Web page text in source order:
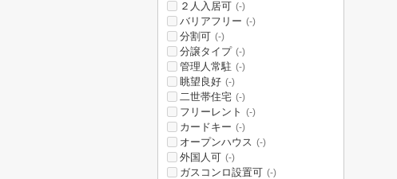
２人入居可 (-)
バリアフリー (-)
分割可 (-)
分譲タイプ (-)
管理人常駐 (-)
眺望良好 (-)
二世帯住宅 (-)
フリーレント (-)
カードキー (-)
オープンハウス (-)
外国人可 (-)
ガスコンロ設置可 (-)